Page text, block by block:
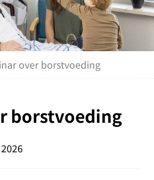
over borstvoeding
borstvoeding